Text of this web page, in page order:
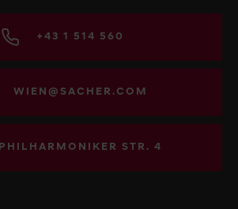
+43 1 514 560
WIEN@SACHER.COM
PHILHARMONIKER STR. 4